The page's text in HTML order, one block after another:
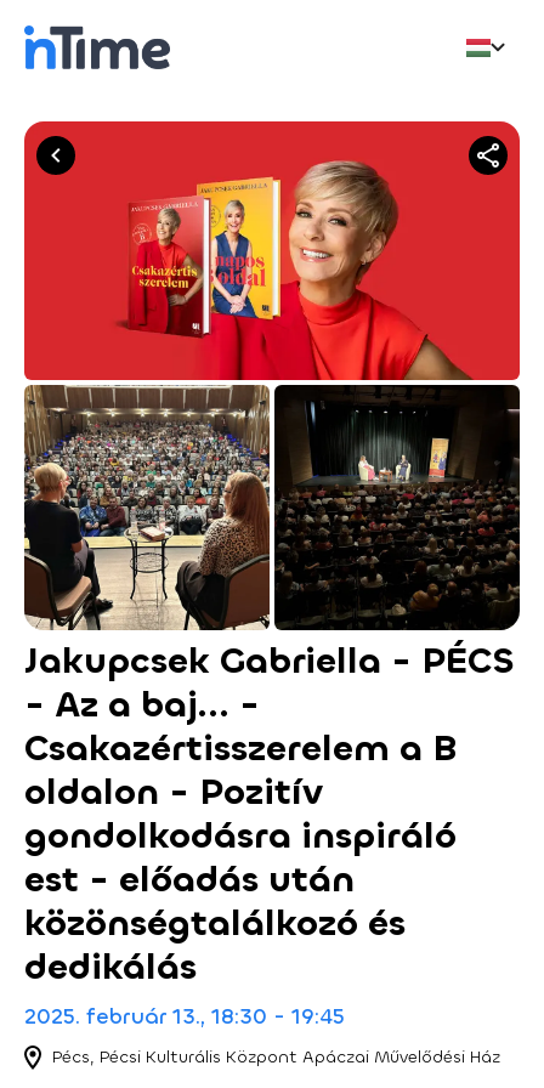
Jakupcsek Gabriella - PÉCS
- Az a baj... -
Csakazértisszerelem a B
oldalon - Pozitív
gondolkodásra inspiráló
est - előadás után
közönségtalálkozó és
dedikálás
2025. február 13., 18:30 - 19:45
Pécs, Pécsi Kulturális Központ Apáczai Művelődési Ház